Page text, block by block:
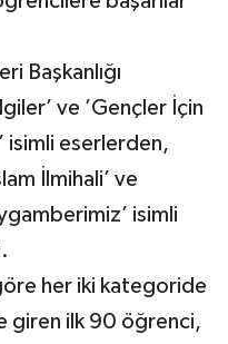
Başkanlığı
ve ’Gençler İçin
isimli eserlerden,
İlmihali’ ve
isimli
göre her iki kategoride
giren ilk 90 öğrenci,